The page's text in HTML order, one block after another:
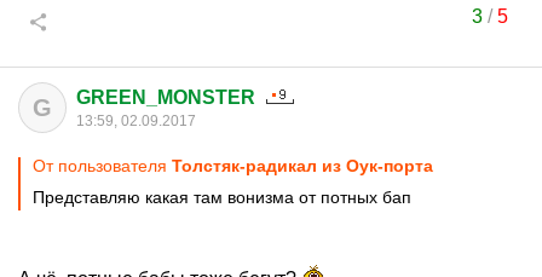
3/5
G GREEN_MONSTER
13:59, 02.09.2017
От пользователя Толстяк-радикал из Оук-порта
Представляю какая там вонизма от потных бап